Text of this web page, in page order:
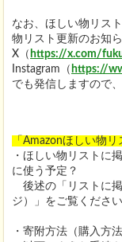
なお、ほしい物リス
物リスト更新のお知
X（ https://x.com/
Instagram（ https://
でも発信しますので
「Amazonほしい物
・ほしい物リストに
に使う予定？
後述の「リストに
ジ）」をご覧ください
・寄附方法（購入方